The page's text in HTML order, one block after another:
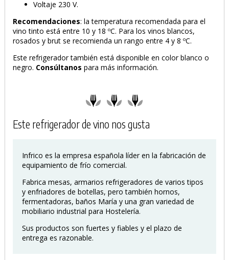
Voltaje 230 V.
Recomendaciones: la temperatura recomendada para el
vino tinto está entre 10 y 18 ºC. Para los vinos blancos,
rosados y brut se recomienda un rango entre 4 y 8 ºC.
Este refrigerador también está disponible en color blanco o
negro. Consúltanospara más información.
Este refrigerador de vino nos gusta
Infrico es la empresa española líder en la fabricación de
equipamiento de frío comercial.
Fabrica mesas, armarios refrigeradores de varios tipos
y enfriadores de botellas, pero también hornos,
fermentadoras, baños María y una gran variedad de
mobiliario industrial para Hostelería.
Sus productos son fuertes y fiables y el plazo de
entrega es razonable.